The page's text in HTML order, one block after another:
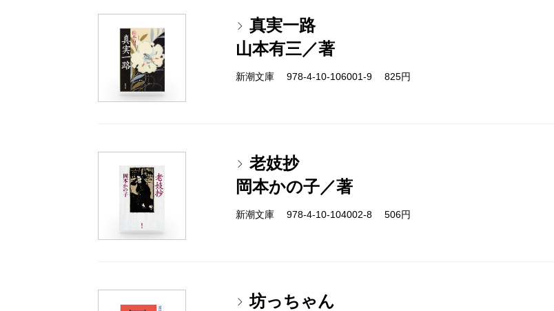
真実一路
山本有三／著
新潮文庫 978-4-10-106001-9 825円
老妓抄
岡本かの子／著
新潮文庫 978-4-10-104002-8 506円
坊っちゃん